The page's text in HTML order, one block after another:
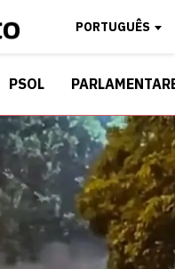
PORTUGUÊS
PSOL